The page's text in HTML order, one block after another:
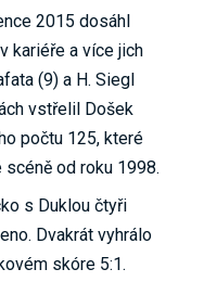
2015 dosáhl
kariéře a více jich
(9) a H. Siegl
vstřelil Došek
počtu 125, které
od roku 1998.
s Duklou čtyři
Dvakrát vyhrálo
skóre 5:1.